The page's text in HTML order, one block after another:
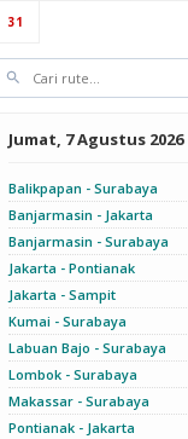
Probolinggo - Takalar
// N 1327 MM
Kirim Mobil Mitsubishi
Xpander // Denpasar -
Surabaya // L 1614 AAX
Kirim Mobil Toyota
31
Jumat, 7 Agustus 2026
Balikpapan - Surabaya
Banjarmasin - Jakarta
Banjarmasin - Surabaya
Jakarta - Pontianak
Jakarta - Sampit
Kumai - Surabaya
Labuan Bajo - Surabaya
Lombok - Surabaya
Makassar - Surabaya
Pontianak - Jakarta